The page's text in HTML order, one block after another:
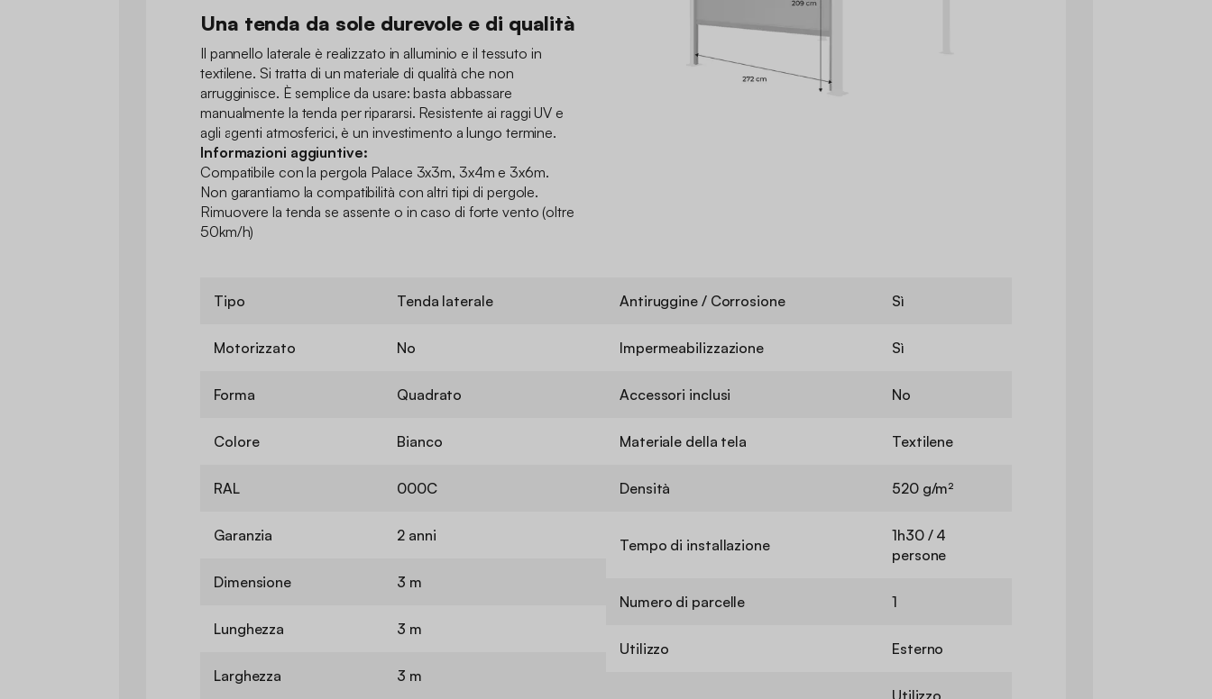
Una tenda da sole durevole e di qualità
Il pannello laterale è realizzato in alluminio e il tessuto in
textilene. Si tratta di un materiale di qualità che non
arrugginisce. È semplice da usare: basta abbassare
manualmente la tenda per ripararsi. Resistente ai raggi UV e
agli agenti atmosferici, è un investimento a lungo termine.
Informazioni aggiuntive:
Compatibile con la pergola Palace 3x3m, 3x4m e 3x6m.
Non garantiamo la compatibilità con altri tipi di pergole.
Rimuovere la tenda se assente o in caso di forte vento (oltre
50km/h)
Tipo Tenda laterale
Motorizzato No
Forma Quadrato
Colore Bianco
RAL 000C
Garanzia 2 anni
Dimensione 3 m
Lunghezza 3 m
Larghezza 3 m
Antiruggine / Corrosione Sì
Impermeabilizzazione Sì
Accessori inclusi No
Materiale della tela Textilene
Densità 520 g/m²
Tempo di installazione
1h30 / 4
persone
Numero di parcelle 1
Utilizzo Esterno